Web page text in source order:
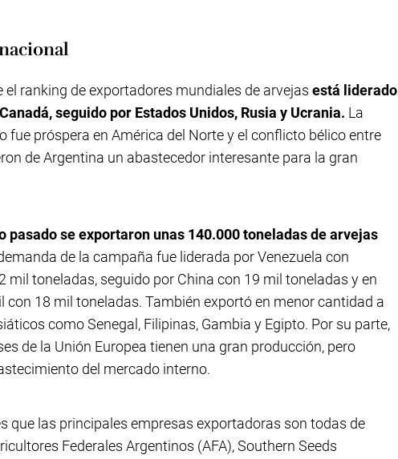
el ranking de exportadores mundiales de arvejas está liderado
seguido por Estados Unidos, Rusia y Ucrania. La
fue próspera en América del Norte y el conflicto bélico entre
de Argentina un abastecedor interesante para la gran
pasado se exportaron unas 140.000 toneladas de arvejas
de la campaña fue liderada por Venezuela con
mil toneladas, seguido por China con 19 mil toneladas y en
con 18 mil toneladas. También exportó en menor cantidad a
como Senegal, Filipinas, Gambia y Egipto. Por su parte,
de la Unión Europea tienen una gran producción, pero
del mercado interno.
que las principales empresas exportadoras son todas de
Federales Argentinos (AFA), Southern Seeds